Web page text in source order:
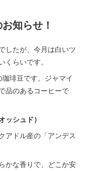
知らせ！
したが、今月は白いツ
らいです。
琲豆です。ジャマイ
品のあるコーヒーで
シュド）
アドル産の「アンデス
かな香りで、どこか安